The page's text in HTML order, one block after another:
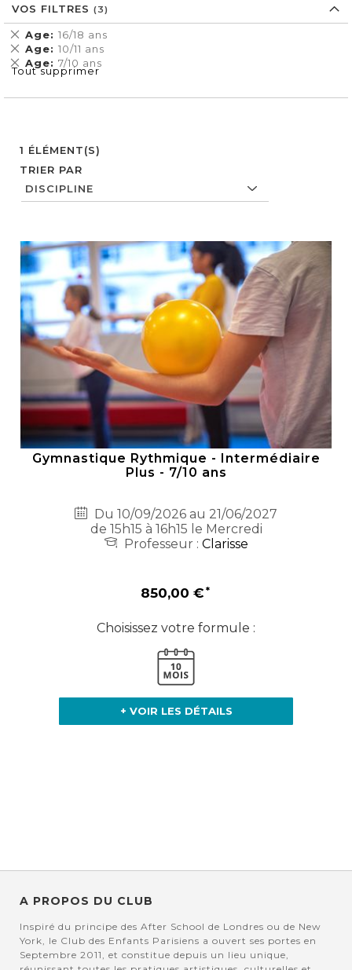
1 ÉLÉMENT(S)
TRIER PAR
Gymnastique Rythmique - Intermédiaire
Plus - 7/10 ans
Du 10/09/2026 au 21/06/2027
de 15h15 à 16h15 le Mercredi
Professeur : Clarisse
850,00 €
Choisissez votre formule :
+ VOIR LES DÉTAILS
VOS FILTRES
Age 16/18 ans
Supprimer
cet
Élément
Age 10/11 ans
Supprimer
cet
Élément
Age 7/10 ans
Supprimer
cet
Tout supprimer
A PROPOS DU CLUB
Inspiré du principe des After School de Londres ou de New
York, le Club des Enfants Parisiens a ouvert ses portes en
Septembre 2011, et constitue depuis un lieu unique,